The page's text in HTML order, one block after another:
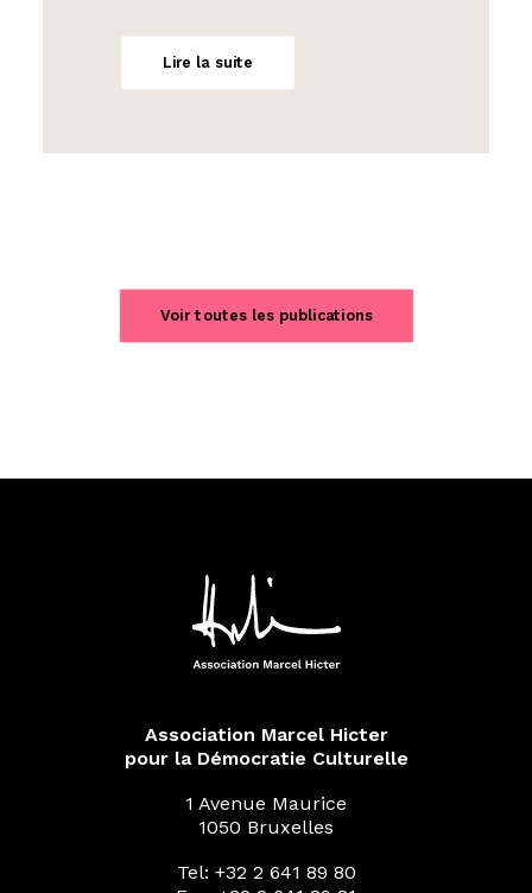
Lire la suite
Voir toutes les publications
Association Marcel Hicter
pour la Démocratie Culturelle
1 Avenue Maurice
1050 Bruxelles
Tel: +32 2 641 89 80